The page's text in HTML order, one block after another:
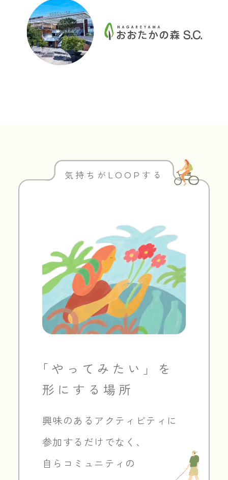
気持ちがLOOPする
「やってみたい」を
形にする場所
興味のあるアクティビティに
参加するだけでなく、
自らコミュニティの